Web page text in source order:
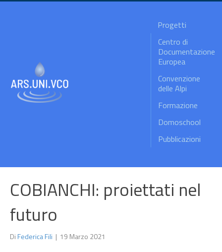
Progetti
Centro di
Documentazione
Europea
Convenzione
delle Alpi
Formazione
Domoschool
Pubblicazioni
COBIANCHI: proiettati nel
futuro
DiFederica Fili | 19 Marzo 2021